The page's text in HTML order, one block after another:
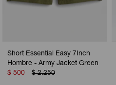
Short Essential Easy 7Inch
Hombre - Army Jacket Green
$ 500 $ 2.250
Vestidos y polleras
Calzas
Ropa interior
Pijamas